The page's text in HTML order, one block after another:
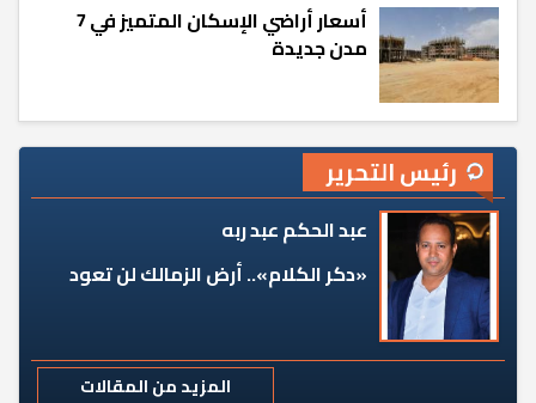
أسعار أراضي الإسكان المتميز في 7
مدن جديدة
رئيس التحرير
عبد الحكم عبد ربه
«دكر الكلام».. أرض الزمالك لن تعود
المزيد من المقالات